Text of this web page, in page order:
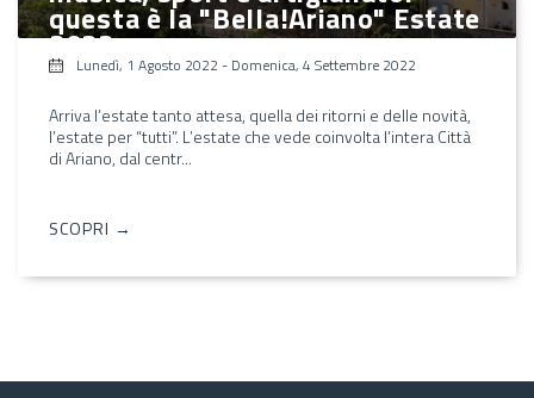
questa è la "Bella!Ariano" Estate
2022
Lunedì, 1 Agosto 2022 - Domenica, 4 Settembre 2022
Arriva l’estate tanto attesa, quella dei ritorni e delle novità,
l’estate per “tutti”. L’estate che vede coinvolta l’intera Città
di Ariano, dal centr...
SCOPRI →